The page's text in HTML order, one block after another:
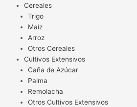
Cereales
Trigo
Maíz
Arroz
Otros Cereales
Cultivos Extensivos
Caña de Azúcar
Palma
Remolacha
Otros Cultivos Extensivos